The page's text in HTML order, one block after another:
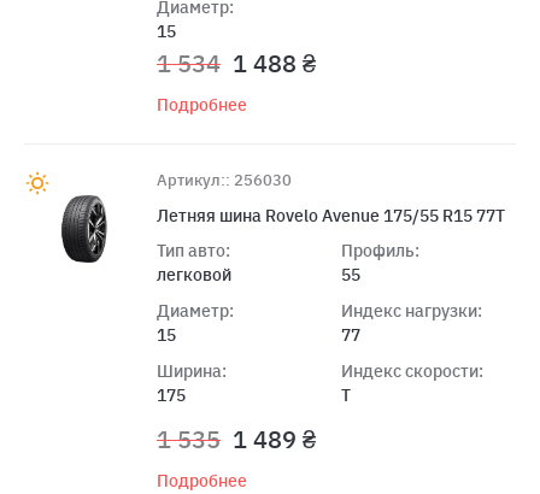
Диаметр:
15
1 534 1 488 ₴
Подробнее
Артикул:: 256030
Летняя шина Rovelo Avenue 175/55 R15 77T
Тип авто:
легковой
Диаметр:
15
Ширина:
175
Профиль:
55
Индекс нагрузки:
77
Индекс скорости:
T
1 535 1 489 ₴
Подробнее